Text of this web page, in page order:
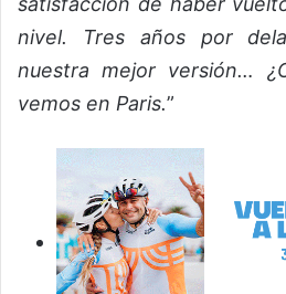
nivel. Tres años por
nuestra mejor versión…
vemos en Paris.”